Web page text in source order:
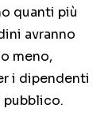
quanti più
avranno
meno,
i dipendenti